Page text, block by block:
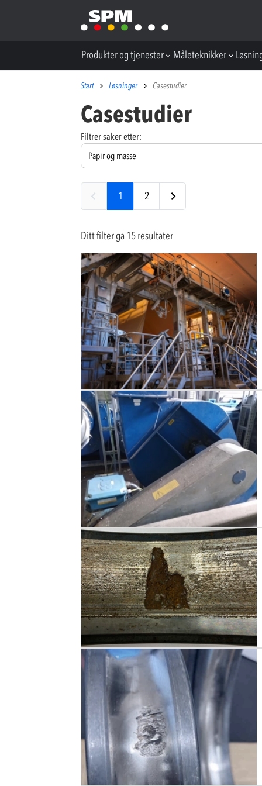
Produkter og tjenester Måleteknikker
Start Løsninger Casestudier
Casestudier
Filtrer saker etter:
1 2
Ditt filter ga 15 resultater